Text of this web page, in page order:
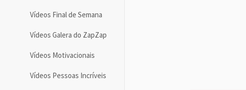
Vídeos Final de Semana
Vídeos Galera do ZapZap
Vídeos Motivacionais
Vídeos Pessoas Incríveis